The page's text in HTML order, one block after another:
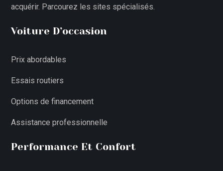
acquérir. Parcourez les sites spécialisés.
Voiture D’occasion
Prix abordables
Essais routiers
Options de financement
Assistance professionnelle
Performance Et Confort